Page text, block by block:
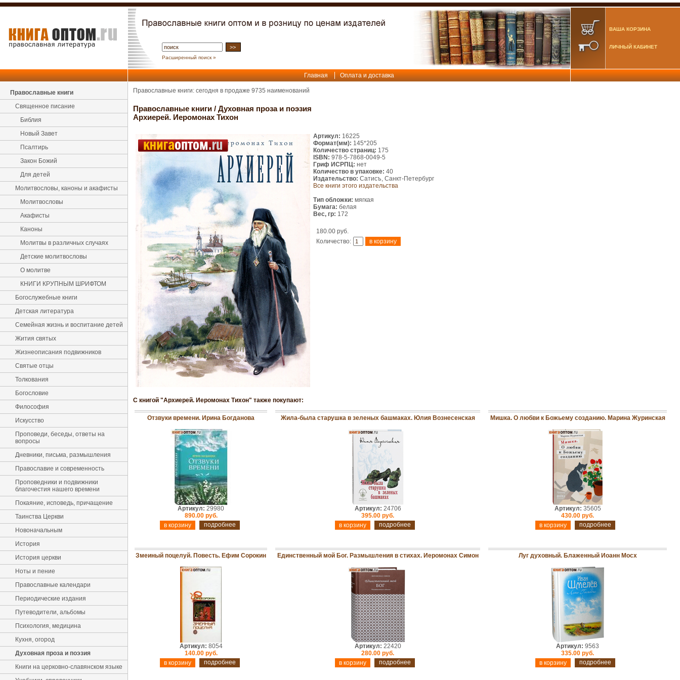
Расширенный поиск »
ВАША КОРЗИНА
ЛИЧНЫЙ КАБИНЕТ
Главная Оплата и доставка
Православные книги
Священное писание
Библия
Новый Завет
Псалтирь
Закон Божий
Для детей
Молитвословы, каноны и акафисты
Молитвословы
Акафисты
Каноны
Молитвы в различных случаях
Детские молитвословы
О молитве
КНИГИ КРУПНЫМ ШРИФТОМ
Богослужебные книги
Детская литература
Семейная жизнь и воспитание детей
Жития святых
Жизнеописания подвижников
Святые отцы
Толкования
Богословие
Философия
Искусство
Проповеди, беседы, ответы на
вопросы
Дневники, письма, размышления
Православие и современность
Проповедники и подвижники
благочестия нашего времени
Покаяние, исповедь, причащение
Таинства Церкви
Новоначальным
История
История церкви
Ноты и пение
Православные календари
Периодические издания
Путеводители, альбомы
Психология, медицина
Кухня, огород
Духовная проза и поэзия
Книги на церковно-славянском языке
Православные книги: сегодня в продаже 9735 наименований
Православные книги / Духовная проза и поэзия
Архиерей. Иеромонах Тихон
Артикул: 16225
Формат(мм): 145*205
Количество страниц: 175
ISBN: 978-5-7868-0049-5
Гриф ИСРПЦ: нет
Количество в упаковке: 40
Издательство: Сатисъ, Санкт-Петербург
Все книги этого издательства
Тип обложки: мягкая
Бумага: белая
Вес, гр: 172
180.00 руб.
Количество:
С книгой "Архиерей. Иеромонах Тихон" также покупают:
Отзвуки времени. Ирина Богданова
Артикул: 29980
890.00 руб.
подробнее
Жила-была старушка в зеленых башмаках. Юлия Вознесенская
Артикул: 24706
395.00 руб.
подробнее
Мишка. О любви к Божьему созданию. Марина Журинская
Артикул: 35605
430.00 руб.
подробнее
Змеиный поцелуй. Повесть. Ефим Сорокин
Артикул: 8054
140.00 руб.
подробнее
Единственный мой Бог. Размышления в стихах. Иеромонах Симон
Артикул: 22420
280.00 руб.
подробнее
Луг духовный. Блаженный Иоанн Мосх
Артикул: 9563
335.00 руб.
подробнее